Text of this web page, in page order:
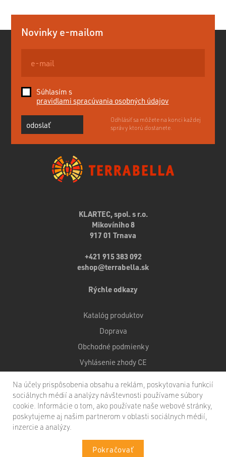
KLARTEC, spol. s r.o.
Mikovíniho 8
917 01 Trnava
+421 915 383 092
eshop@terrabella.sk
Novinky e-mailom
Súhlasím s
pravidlami spracúvania osobných údajov
odoslať
Odhlásiť sa môžete na konci každej
správy ktorú dostanete.
Rýchle odkazy
Katalóg produktov
Doprava
Obchodné podmienky
Vyhlásenie zhody CE
Copyright © 2020 KLARTEC, spol. s r.o. Všetky práva vyhradené
- Právne informácie -
Na účely prispôsobenia obsahu a reklám, poskytovania funkcií
sociálnych médií a analýzy návštevnosti používame súbory
cookie. Informácie o tom, ako používate naše webové stránky,
poskytujeme aj našim partnerom v oblasti sociálnych médií,
inzercie a analýzy.
Pokračovať